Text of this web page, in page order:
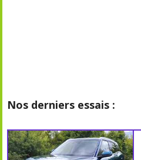
Nos derniers essais :